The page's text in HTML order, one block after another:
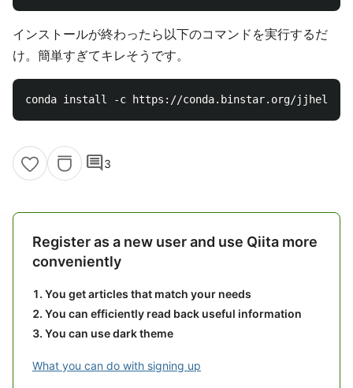
インストールが終わったら以下のコマンドを実行するだ
け。簡単すぎてキレそうです。
comment3
Register as a new user and use Qiita more
conveniently
You get articles that match your needs
You can efficiently read back useful information
You can use dark theme
What you can do with signing up